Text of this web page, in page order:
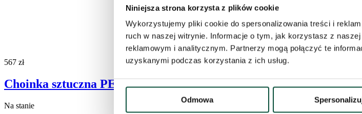
Niniejsza strona korzysta z plików cookie
Wykorzystujemy pliki cookie do spersonalizowania treści i
ruch w naszej witrynie. Informacje o tym, jak korzystasz z
reklamowym i analitycznym. Partnerzy mogą połączyć te
uzyskanymi podczas korzystania z ich usług.
Odmowa
567 zł
Choinka sztuczna PE Jodła Kaukaska 120cm
Na stanie